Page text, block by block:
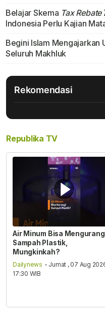
Belajar Skema Tax Rebate
Indonesia Perlu Kajian
Begini Islam Mengajarkan
Seluruh Makhluk
Rekomendasi
Republika TV
Air Minum Bisa
Sampah Plastik,
Mungkinkah?
Dailynews - Jumat , 07 Aug
17:30 WIB